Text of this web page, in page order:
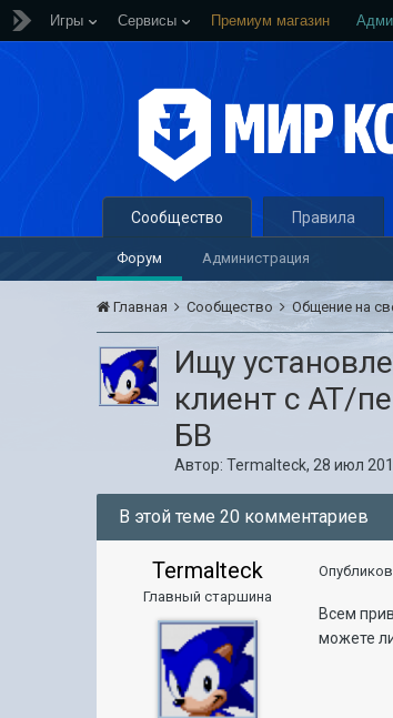
Игры Сервисы Премиум магазин
Сообщество
Форум Администрация
Правила
Главная Сообщество Общение на
Ищу
клиент с АТ/
БВ
Автор:Termalteck, 28 июл
В этой теме 20 комментариев
Termalteck
Главный старшина
Всем
можете